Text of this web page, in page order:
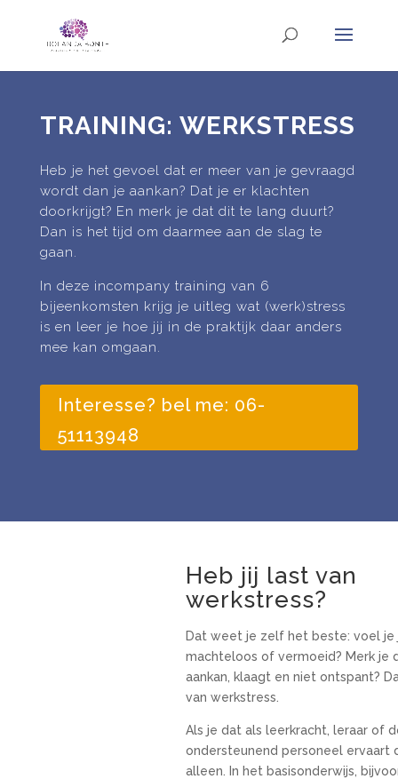
TRAINING: WERKSTRESS
Heb je het gevoel dat er meer van je gevraagd
wordt dan je aankan? Dat je er klachten
doorkrijgt? En merk je dat dit te lang duurt?
Dan is het tijd om daarmee aan de slag te
gaan.
In deze incompany training van 6
bijeenkomsten krijg je uitleg wat (werk)stress
is en leer je hoe jij in de praktijk daar anders
mee kan omgaan.
Interesse? bel me: 06-
51113948
Heb jij last van
werkstress?
Dat weet je zelf het beste: voel je
machteloos of vermoeid? Merk je
aankan, klaagt en niet ontspant?
van werkstress.
Als je dat als leerkracht, leraar of
ondersteunend personeel ervaart
alleen. In het basisonderwijs,